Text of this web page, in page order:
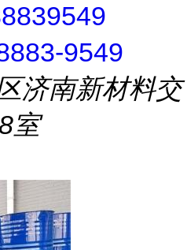
9549
济南新材料交
室